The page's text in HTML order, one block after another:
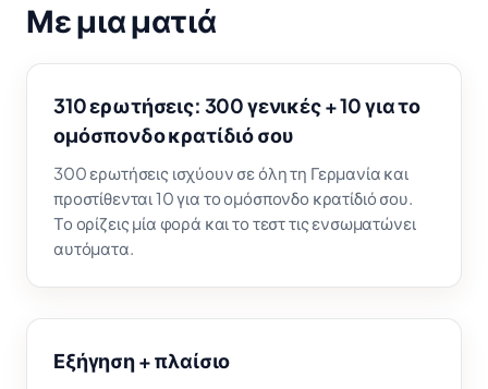
Με μια ματιά
310 ερωτήσεις: 300 γενικές + 10 για το
ομόσπονδο κρατίδιό σου
300 ερωτήσεις ισχύουν σε όλη τη Γερμανία και
προστίθενται 10 για το ομόσπονδο κρατίδιό σου.
Το ορίζεις μία φορά και το τεστ τις ενσωματώνει
αυτόματα.
Εξήγηση + πλαίσιο